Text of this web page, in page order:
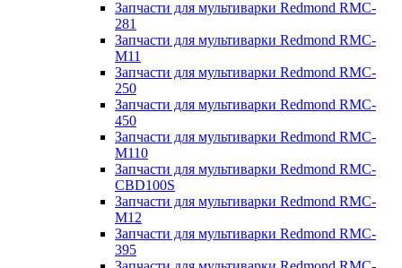
Запчасти для мультиварки Redmond RMC-
281
Запчасти для мультиварки Redmond RMC-
M11
Запчасти для мультиварки Redmond RMC-
250
Запчасти для мультиварки Redmond RMC-
450
Запчасти для мультиварки Redmond RMC-
M110
Запчасти для мультиварки Redmond RMC-
CBD100S
Запчасти для мультиварки Redmond RMC-
M12
Запчасти для мультиварки Redmond RMC-
395